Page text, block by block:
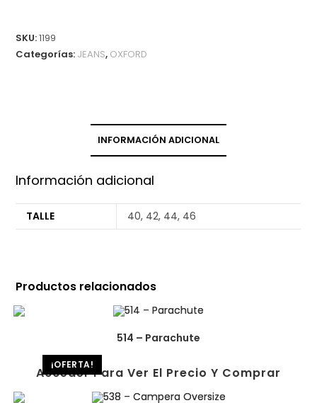
SKU:1199
Categorías: JEANS, OXFORD
INFORMACIÓN ADICIONAL
Información adicional
TALLE 40, 42, 44, 46
Productos relacionados
¡OFERTA!
514 – Parachute
Acceder Para Ver El Precio Y Comprar